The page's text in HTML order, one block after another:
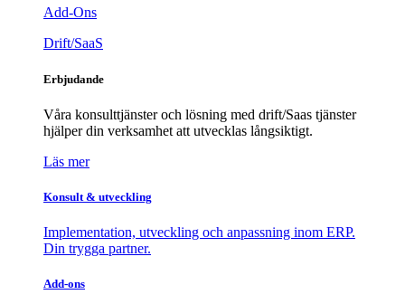
Add-Ons
Drift/SaaS
Erbjudande
Våra konsulttjänster och lösning med drift/Saas tjänster
hjälper din verksamhet att utvecklas långsiktigt.
Läs mer
Konsult & utveckling
Implementation, utveckling och anpassning inom ERP.
Din trygga partner.
Add-ons